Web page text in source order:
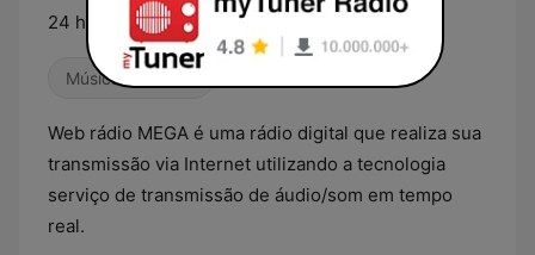
24 horas de música
Música Brasileira
Web rádio MEGA é uma rádio digital que realiza sua
transmissão via Internet utilizando a tecnologia
serviço de transmissão de áudio/som em tempo
real.